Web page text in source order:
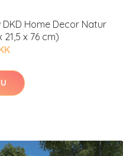
Home Decor Natur
x 76 cm)